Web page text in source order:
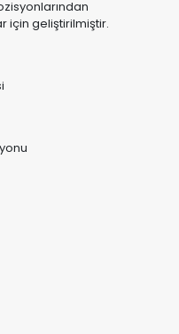
için geliştirilmiştir.